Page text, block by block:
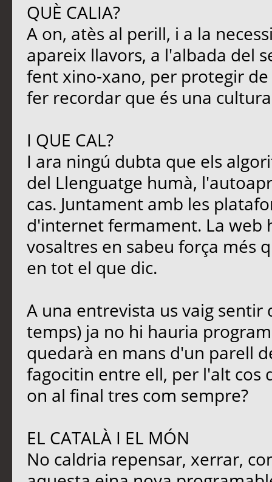
QUÈ CALIA?
A on, atès al perill, i a la
apareix llavors, a l'albada del
fent xino-xano, per protegir
fer recordar que és una
I QUE CAL?
I ara ningú dubta que els
del Llenguatge humà,
cas. Juntament amb les
d'internet fermament. La web
vosaltres en sabeu força més
en tot el que dic.
A una entrevista us vaig
temps) ja no hi hauria
quedarà en mans d'un parell
fagocitin entre ell, per l'alt cos
on al final tres com sempre?
EL CATALÀ I EL MÓN
No caldria repensar, xerrar,